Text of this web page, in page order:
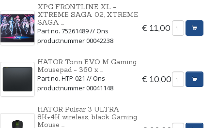
XPG FRONTLINE XL -
XTREME SAGA 02, XTREME
SAGA ...
Part no. 75261489 // Ons
productnummer 00042238
€ 11,00
HATOR Tonn EVO M Gaming
Mousepad - 360 x ...
Part no. HTP-021 // Ons
productnummer 00041148
€ 10,00
HATOR Pulsar 3 ULTRA
8K+4K wireless, black Gaming
Mouse ...